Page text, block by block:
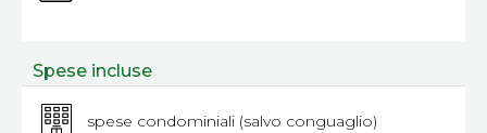
Spese incluse
spese condominiali (salvo conguaglio)